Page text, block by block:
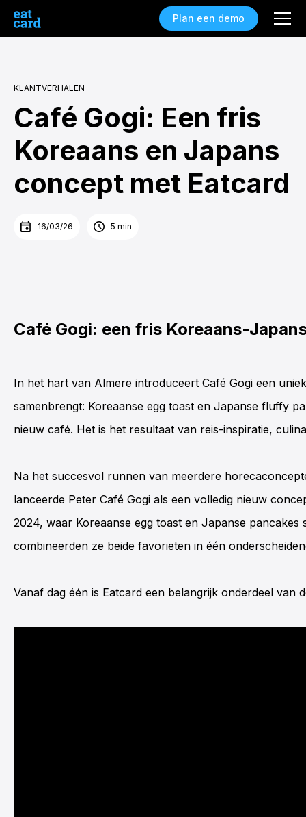
Plan een demo
KLANTVERHALEN
Café Gogi: Een fris
Koreaans en Japans
concept met Eatcard
16/03/26 5 min
Café Gogi: een fris Koreaans-
In het hart van Almere introduceert Café Gogi een
samenbrengt: Koreaanse egg toast en Japanse fluffy
nieuw café. Het is het resultaat van reis-inspiratie,
Na het succesvol runnen van meerdere
lanceerde Peter Café Gogi als een volledig nieuw
2024, waar Koreaanse egg toast en Japanse
combineerden ze beide favorieten in één
Vanaf dag één is Eatcard een belangrijk onderdeel van